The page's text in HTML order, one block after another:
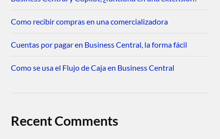
Como recibir compras en una comercializadora
Cuentas por pagar en Business Central, la forma fácil
Como se usa el Flujo de Caja en Business Central
Recent Comments